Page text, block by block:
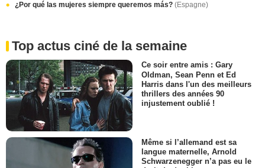
¿Por qué las mujeres siempre queremos más? (Espagne)
Top actus ciné de la semaine
Ce soir entre amis : Gary
Oldman, Sean Penn et Ed
Harris dans l'un des meilleurs
thrillers des années 90
injustement oublié !
Même si l’allemand est sa
langue maternelle, Arnold
Schwarzenegger n’a pas eu le